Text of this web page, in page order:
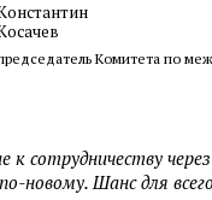
Комитета по
к сотрудничеству
Шанс для всего